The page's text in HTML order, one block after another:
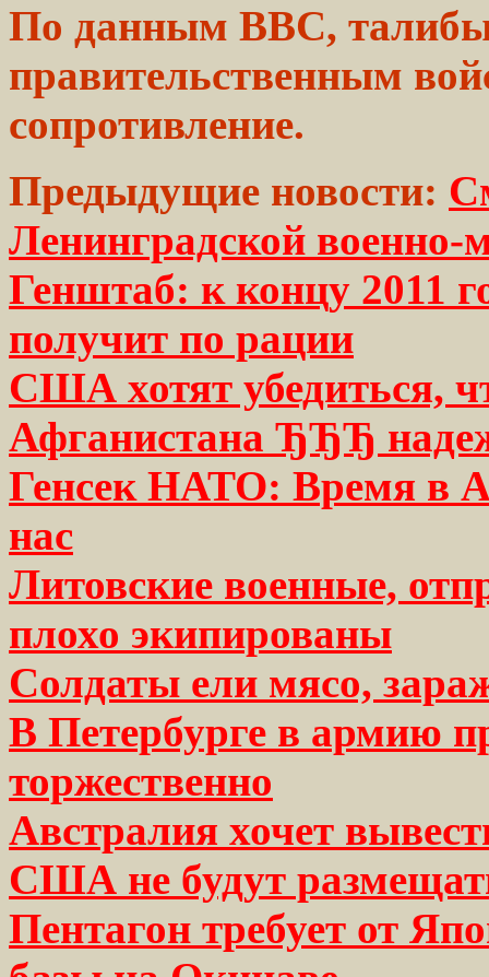
По данным BBC,
правительственным
сопротивление.
Предыдущие новости:
Ленинградской военно-
Генштаб: к концу 2011
получит по рации
США хотят убедиться,
Афганистана ЂЂЂ
Генсек НАТО: Время в
нас
Литовские военные,
плохо экипированы
Солдаты ели мясо,
В Петербурге в армию
торжественно
Австралия хочет
США не будут
Пентагон требует от